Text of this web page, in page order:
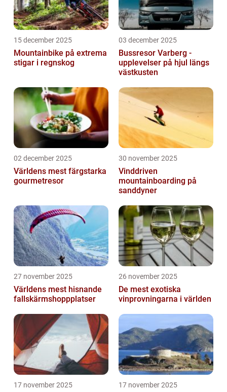
15 december 2025
Mountainbike på extrema
stigar i regnskog
03 december 2025
Bussresor Varberg -
upplevelser på hjul längs
västkusten
02 december 2025
Världens mest färgstarka
gourmetresor
30 november 2025
Vinddriven
mountainboarding på
sanddyner
27 november 2025
Världens mest hisnande
fallskärmshoppplatser
26 november 2025
De mest exotiska
vinprovningarna i världen
17 november 2025 17 november 2025